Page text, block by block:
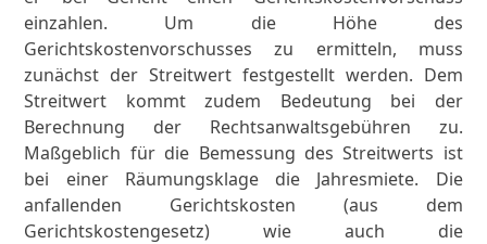
einzahlen. Um die Höhe des
Gerichtskostenvorschusses zu ermitteln, muss
zunächst der Streitwert festgestellt werden. Dem
Streitwert kommt zudem Bedeutung bei der
Berechnung der Rechtsanwaltsgebühren zu.
Maßgeblich für die Bemessung des Streitwerts ist
bei einer Räumungsklage die Jahresmiete. Die
anfallenden Gerichtskosten (aus dem
Gerichtskostengesetz) wie auch die